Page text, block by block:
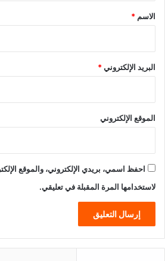
*
الاسم *
البريد الإلكتروني*
الموقع الإلكتروني
احفظ اسمي، بريدي الإلكتروني، والموقع
لاستخدامها المرة المقبلة في تعليقي.